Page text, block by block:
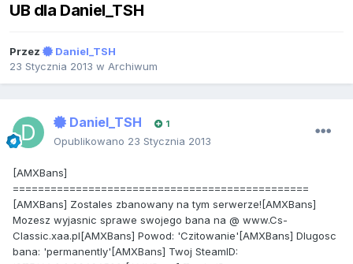
UB dla Daniel_TSH
Przez
Daniel_TSH
23 Stycznia 2013 w Archiwum
Daniel_TSH 1
Opublikowano 23 Stycznia 2013
[AMXBans]
===============================================
[AMXBans] Zostales zbanowany na tym serwerze![AMXBans]
Mozesz wyjasnic sprawe swojego bana na @ www.Cs-
Classic.xaa.pl[AMXBans] Powod: 'Czitowanie'[AMXBans] Dlugosc
bana: 'permanently'[AMXBans] Twoj SteamID: